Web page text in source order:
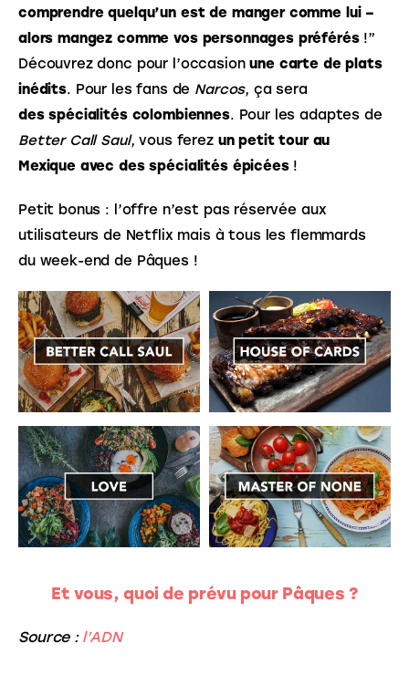
comprendre quelqu’un est de manger comme lui –
alors mangez comme vos personnages préférés !”
Découvrez donc pour l’occasion une carte de plats
inédits. Pour les fans de Narcos, ça sera
des spécialités colombiennes. Pour les adaptes de
Better Call Saul, vous ferez un petit tour au
Mexique avec des spécialités épicées !
Petit bonus : l’offre n’est pas réservée aux
utilisateurs de Netflix mais à tous les flemmards
du week-end de Pâques !
Et vous, quoi de prévu pour Pâques ?
Source : l’ADN